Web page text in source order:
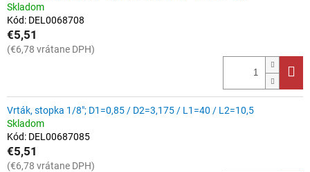
Skladom
Kód: DEL0068708
€5,51
(€6,78 vrátane DPH)
Vrták, stopka 1/8"; D1=0,85 / D2=3,175 / L1=40 / L2=10,5
Skladom
Kód: DEL00687085
€5,51
(€6,78 vrátane DPH)